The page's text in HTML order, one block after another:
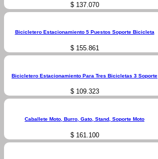
$137.070
Bicicletero Estacionamiento 5 Puestos Soporte Bicicleta
$155.861
Bicicletero Estacionamiento Para Tres Bicicletas 3 Soporte
$109.323
Caballete Moto, Burro, Gato, Stand, Soporte Moto
$161.100